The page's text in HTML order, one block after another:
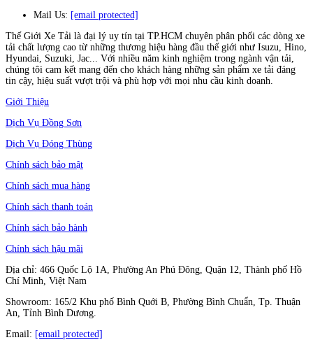
Mail Us: [email protected]
Thế Giới Xe Tải là đại lý uy tín tại TP.HCM chuyên phân phối các dòng xe
tải chất lượng cao từ những thương hiệu hàng đầu thế giới như Isuzu, Hino,
Hyundai, Suzuki, Jac... Với nhiều năm kinh nghiệm trong ngành vận tải,
chúng tôi cam kết mang đến cho khách hàng những sản phẩm xe tải đáng
tin cậy, hiệu suất vượt trội và phù hợp với mọi nhu cầu kinh doanh.
Giới Thiệu
Dịch Vụ Đồng Sơn
Dịch Vụ Đóng Thùng
Chính sách bảo mật
Chính sách mua hàng
Chính sách thanh toán
Chính sách bảo hành
Chính sách hậu mãi
Địa chỉ: 466 Quốc Lộ 1A, Phường An Phú Đông, Quận 12, Thành phố Hồ
Chí Minh, Việt Nam
Showroom: 165/2 Khu phố Bình Quới B, Phường Bình Chuẩn, Tp. Thuận
An, Tỉnh Bình Dương.
Email: [email protected]